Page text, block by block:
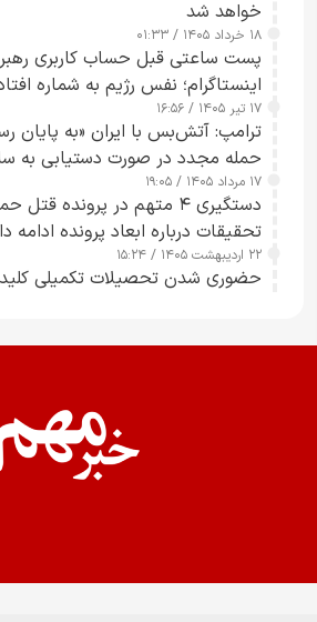
خواهد شد
۱۸ خرداد ۱۴۰۵ / ۰۱:۳۳
پست ساعتی قبل حساب کاربری رهبر
اینستاگرام؛ نفس رژیم به شماره
۱۷ تیر ۱۴۰۵ / ۱۶:۵۶
ترامپ: آتش‌بس با ایران «به پایان
حمله مجدد در صورت دستیابی به
۱۷ مرداد ۱۴۰۵ / ۱۹:۰۵
دستگیری ۴ متهم در پرونده
تحقیقات درباره ابعاد پرونده ادامه
۲۲ اردیبهشت ۱۴۰۵ / ۱۵:۲۴
حضوری شدن تحصیلات تکمیلی